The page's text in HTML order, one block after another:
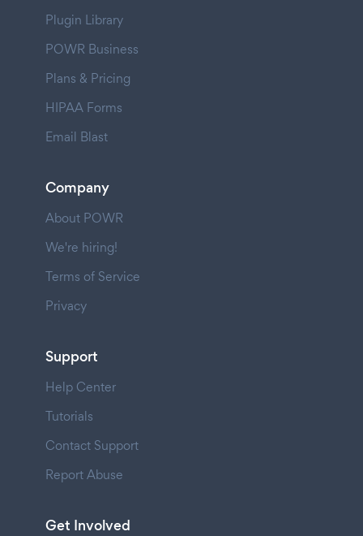
Plugin Library
POWR Business
Plans & Pricing
HIPAA Forms
Email Blast
Company
About POWR
We're hiring!
Terms of Service
Privacy
Support
Help Center
Tutorials
Contact Support
Report Abuse
Get Involved